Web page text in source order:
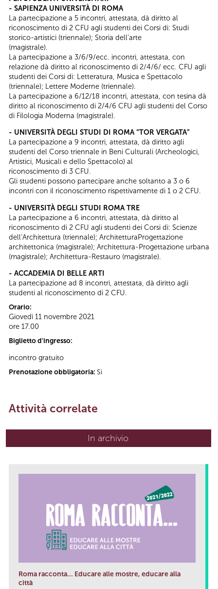
- SAPIENZA UNIVERSITÀ DI ROMA
La partecipazione a 5 incontri, attestata, dà diritto al
riconoscimento di 2 CFU agli studenti dei Corsi di: Studi
storico-artistici (triennale); Storia dell’arte
(magistrale).
La partecipazione a 3/6/9/ecc. incontri, attestata, con
relazione dà diritto al riconoscimento di 2/4/6/ ecc. CFU agli
studenti dei Corsi di: Letteratura, Musica e Spettacolo
(triennale); Lettere Moderne (triennale).
La partecipazione a 6/12/18 incontri, attestata, con tesina dà
diritto al riconoscimento di 2/4/6 CFU agli studenti del Corso
di Filologia Moderna (magistrale).
- UNIVERSITÀ DEGLI STUDI DI ROMA “TOR VERGATA”
La partecipazione a 9 incontri, attestata, dà diritto agli
studenti del Corso triennale in Beni Culturali (Archeologici,
Artistici, Musicali e dello Spettacolo) al
riconoscimento di 3 CFU.
Gli studenti possono partecipare anche soltanto a 3 o 6
incontri con il riconoscimento rispettivamente di 1 o 2 CFU.
- UNIVERSITÀ DEGLI STUDI ROMA TRE
La partecipazione a 6 incontri, attestata, dà diritto al
riconoscimento di 2 CFU agli studenti dei Corsi di: Scienze
dell’Architettura (triennale); ArchitetturaProgettazione
architettonica (magistrale); Architettura-Progettazione urbana
(magistrale); Architettura-Restauro (magistrale).
- ACCADEMIA DI BELLE ARTI
La partecipazione ad 8 incontri, attestata, dà diritto agli
studenti al riconoscimento di 2 CFU.
Orario:
Giovedì 11 novembre 2021
ore 17.00
Biglietto d'ingresso:
incontro gratuito
Prenotazione obbligatoria: Sì
Attività correlate
In archivio
Roma racconta... Educare alle mostre, educare alla
città